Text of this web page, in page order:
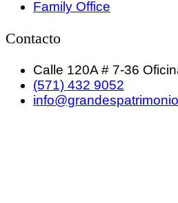
Family Office
Contacto
Calle 120A # 7-36
(571) 432 9052